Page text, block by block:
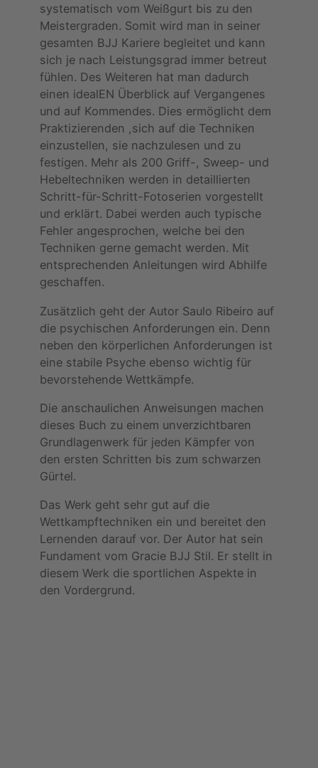
systematisch vom Weißgurt bis zu den
Meistergraden. Somit wird man in seiner
gesamten BJJ Kariere begleitet und kann
sich je nach Leistungsgrad immer betreut
fühlen. Des Weiteren hat man dadurch
einen idealEN Überblick auf Vergangenes
und auf Kommendes. Dies ermöglicht dem
Praktizierenden ,sich auf die Techniken
einzustellen, sie nachzulesen und zu
festigen. Mehr als 200 Griff-, Sweep- und
Hebeltechniken werden in detaillierten
Schritt-für-Schritt-Fotoserien vorgestellt
und erklärt. Dabei werden auch typische
Fehler angesprochen, welche bei den
Techniken gerne gemacht werden. Mit
entsprechenden Anleitungen wird Abhilfe
geschaffen.
Zusätzlich geht der Autor Saulo Ribeiro auf
die psychischen Anforderungen ein. Denn
neben den körperlichen Anforderungen ist
eine stabile Psyche ebenso wichtig für
bevorstehende Wettkämpfe.
Die anschaulichen Anweisungen machen
dieses Buch zu einem unverzichtbaren
Grundlagenwerk für jeden Kämpfer von
den ersten Schritten bis zum schwarzen
Gürtel.
Das Werk geht sehr gut auf die
Wettkampftechniken ein und bereitet den
Lernenden darauf vor. Der Autor hat sein
Fundament vom Gracie BJJ Stil. Er stellt in
diesem Werk die sportlichen Aspekte in
den Vordergrund.